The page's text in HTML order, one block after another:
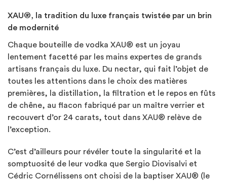
XAU®, la tradition du luxe français twistée par un brin
de modernité
Chaque bouteille de vodka XAU® est un joyau
lentement facetté par les mains expertes de grands
artisans français du luxe. Du nectar, qui fait l’objet de
toutes les attentions dans le choix des matières
premières, la distillation, la filtration et le repos en fûts
de chêne, au flacon fabriqué par un maître verrier et
recouvert d’or 24 carats, tout dans XAU® relève de
l’exception.
C’est d’ailleurs pour révéler toute la singularité et la
somptuosité de leur vodka que Sergio Diovisalvi et
Cédric Cornélissens ont choisi de la baptiser XAU® (le